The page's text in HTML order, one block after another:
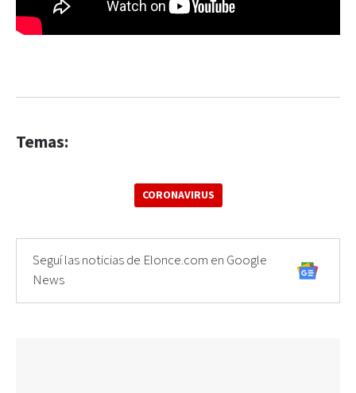
Temas:
CORONAVIRUS
Seguí las noticias de Elonce.com en Google
News